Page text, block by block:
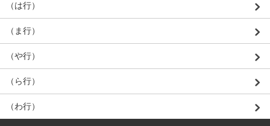
（は行）
（ま行）
（や行）
（ら行）
（わ行）